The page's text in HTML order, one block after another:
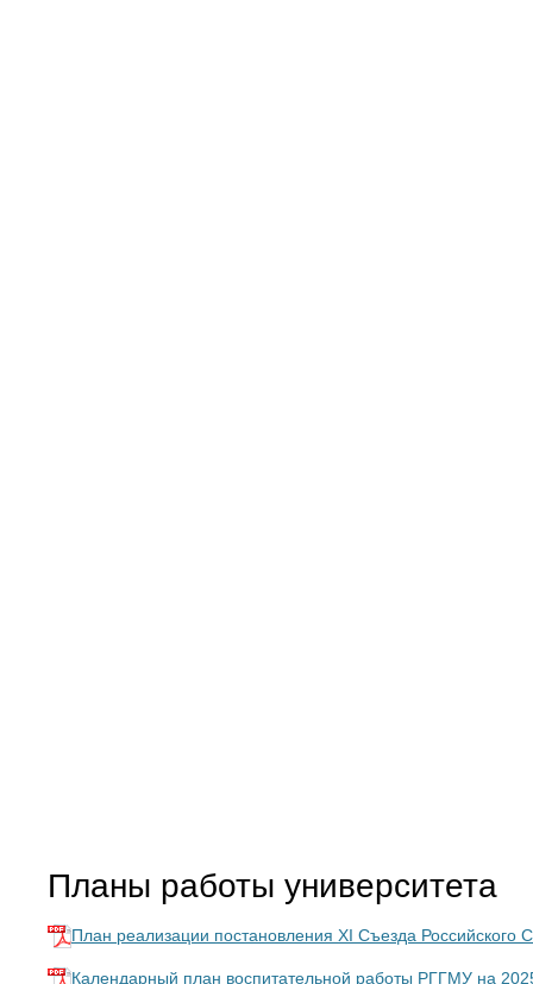
Планы работы университета
План реализации постановления XI Съезда Российского
Календарный план воспитательной работы РГГМУ на